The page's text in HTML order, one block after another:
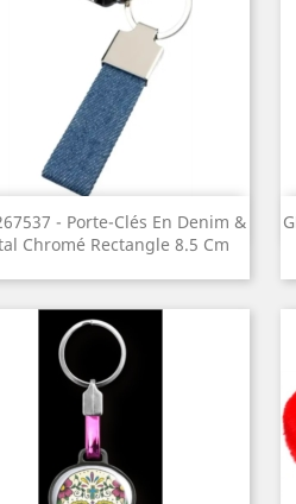
- Porte-Clés En Denim &
Chromé Rectangle 8.5 Cm
Aperçu rapide